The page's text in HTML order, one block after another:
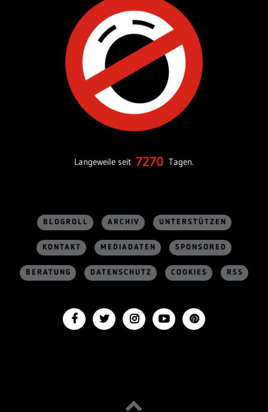
Langeweile seit 7270 Tagen.
BLOGROLL ARCHIV UNTERSTÜTZEN
KONTAKT MEDIADATEN SPONSORED
BERATUNG DATENSCHUTZ COOKIES RSS